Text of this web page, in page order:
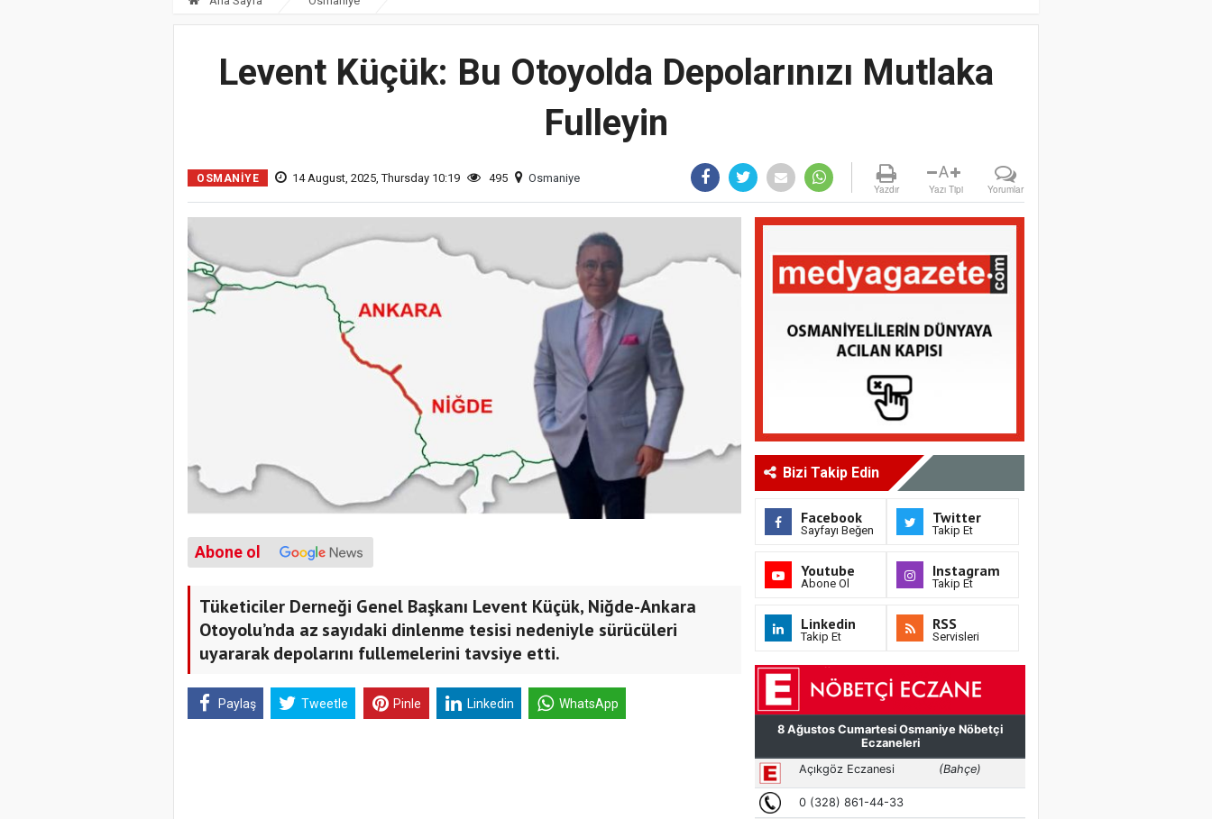
Levent Küçük: Bu Otoyolda Depolarınızı Mutlaka
Fulleyin
OSMANIYE 14 August, 2025, Thursday 10:19 495 Osmaniye
Yazdır
A
Yazı Tipi Yorumlar
Abone ol
Tüketiciler Derneği Genel Başkanı Levent Küçük, Niğde-Ankara
Otoyolu’nda az sayıdaki dinlenme tesisi nedeniyle sürücüleri
uyararak depolarını fullemelerini tavsiye etti.
Paylaş Tweetle Pinle Linkedin WhatsApp
Bizi Takip Edin
Facebook
Sayfayı Beğen
Twitter
Takip Et
Youtube
Abone Ol
Instagram
Takip Et
Linkedin
Takip Et
RSS
Servisleri